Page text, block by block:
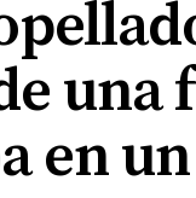
una
en